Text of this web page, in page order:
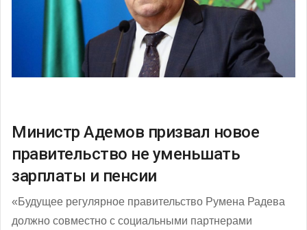
Министр Адемов призвал новое
правительство не уменьшать
зарплаты и пенсии
«Будущее регулярное правительство Румена Радева
должно совместно с социальными партнерами